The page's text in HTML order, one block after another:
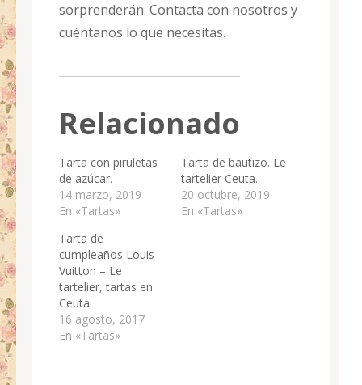
sorprenderán. Contacta con nosotros y
cuéntanos lo que necesitas.
Relacionado
Tarta con piruletas
de azúcar.
14 marzo, 2019
En «Tartas»
Tarta de bautizo. Le
tartelier Ceuta.
20 octubre, 2019
En «Tartas»
Tarta de
cumpleaños Louis
Vuitton – Le
tartelier, tartas en
Ceuta.
16 agosto, 2017
En «Tartas»